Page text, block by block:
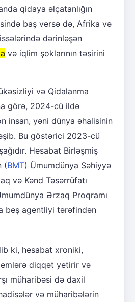
qidaya əlçatanlığın
baş versə də, Afrika və
dərinləşən
və iqlim şoklarının təsirini
və Qidalanma
görə, 2024-cü ildə
insan, yəni dünya əhalisinin
Bu göstərici 2023-cü
Hesabat Birləşmiş
(BMT) Ümumdünya Səhiyyə
və Kənd Təsərrüfatı
Ərzaq Proqramı
beş agentliyi tərəfindən
ki, hesabat xroniki,
diqqət yetirir və
müharibəsi də daxil
və müharibələrin